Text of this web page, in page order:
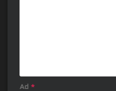
Ad *